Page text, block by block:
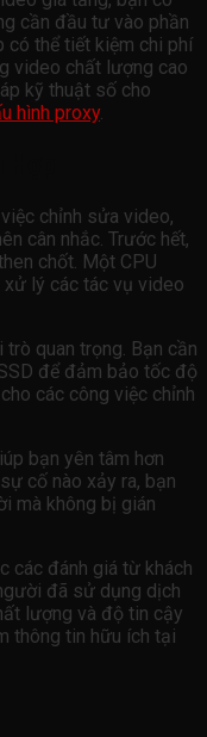
cần đầu tư vào phần
có thể tiết kiệm chi phí
video chất lượng cao
kỹ thuật số cho
hình proxy.
chỉnh sửa video,
cân nhắc. Trước hết,
chốt. Một CPU
lý các tác vụ video
quan trọng. Bạn cần
để đảm bảo tốc độ
các công việc chỉnh
bạn yên tâm hơn
cố nào xảy ra, bạn
mà không bị gián
các đánh giá từ khách
đã sử dụng dịch
lượng và độ tin cậy
thông tin hữu ích tại